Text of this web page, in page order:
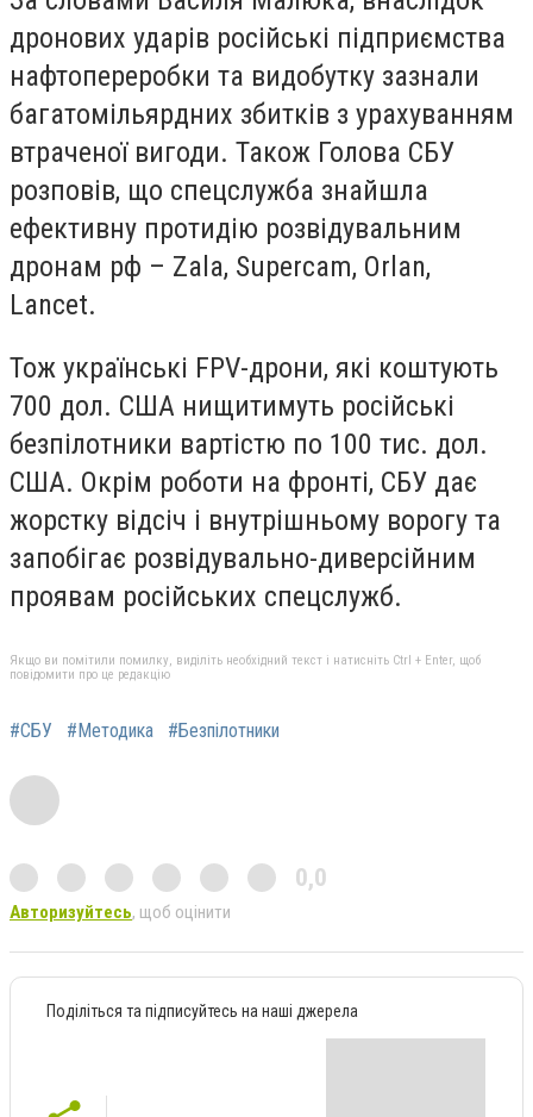
дронових ударів російські підприємства
нафтопереробки та видобутку зазнали
багатомільярдних збитків з урахуванням
втраченої вигоди. Також Голова СБУ
розповів, що спецслужба знайшла
ефективну протидію розвідувальним
дронам рф – Zala, Supercam, Orlan,
Lancet.
Тож українські FPV-дрони, які коштують
700 дол. США нищитимуть російські
безпілотники вартістю по 100 тис. дол.
США. Окрім роботи на фронті, СБУ дає
жорстку відсіч і внутрішньому ворогу та
запобігає розвідувально-диверсійним
проявам російських спецслужб.
Якщо ви помітили помилку, виділіть необхідний текст і натисніть Ctrl + Enter, щоб
повідомити про це редакцію
#СБУ #Методика #Безпілотники
0,0
Авторизуйтесь, щоб оцінити
Поділіться та підписуйтесь на наші джерела